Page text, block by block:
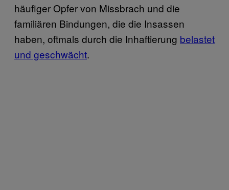
häufiger Opfer von Missbrach und die
familiären Bindungen, die die Insassen
haben, oftmals durch die Inhaftierung belastet
und geschwächt.